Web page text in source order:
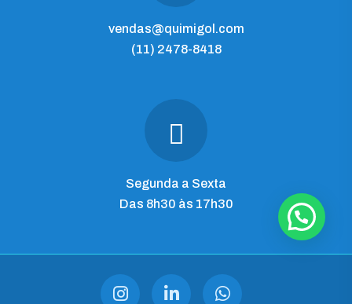
vendas@quimigol.com
(11) 2478-8418
Segunda a Sexta
Das 8h30 às 17h30